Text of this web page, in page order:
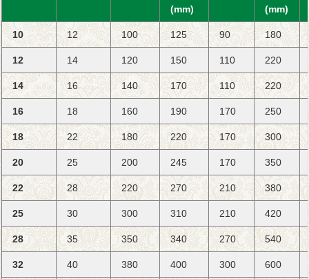
(mm)
(mm)
10 12 100 125 90 180
12 14 120 150 110 220
14 16 140 170 110 220
16 18 160 190 170 250
18 22 180 220 170 300
20 25 200 245 170 350
22 28 220 270 210 380
25 30 300 310 210 420
28 35 350 340 270 540
32 40 380 400 300 600